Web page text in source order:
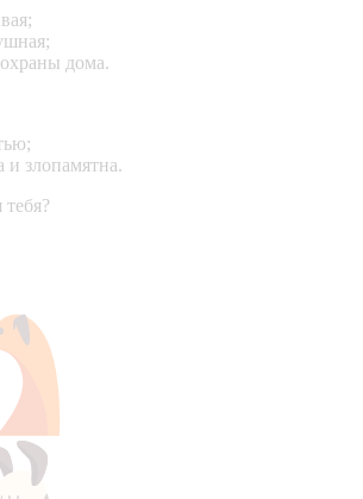
дома.
и злопамятна.